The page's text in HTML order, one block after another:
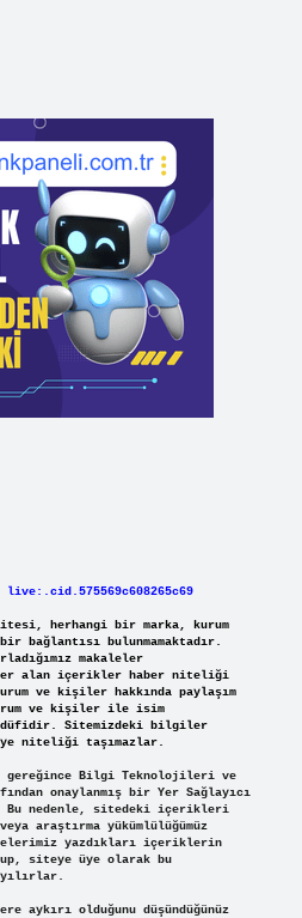
live:.cid.575569c608265c69
herhangi bir marka, kurum
bağlantısı bulunmamaktadır.
makaleler
yer alan içerikler haber niteliği
ve kişiler hakkında paylaşım
ve kişiler ile isim
Sitemizdeki bilgiler
niteliği taşımazlar.
gereğince Bilgi Teknolojileri ve
onaylanmış bir Yer Sağlayıcı
Bu nedenle, sitedeki içerikleri
araştırma yükümlülüğümüz
yazdıkları içeriklerin
siteye üye olarak bu
aykırı olduğunu düşündüğünüz